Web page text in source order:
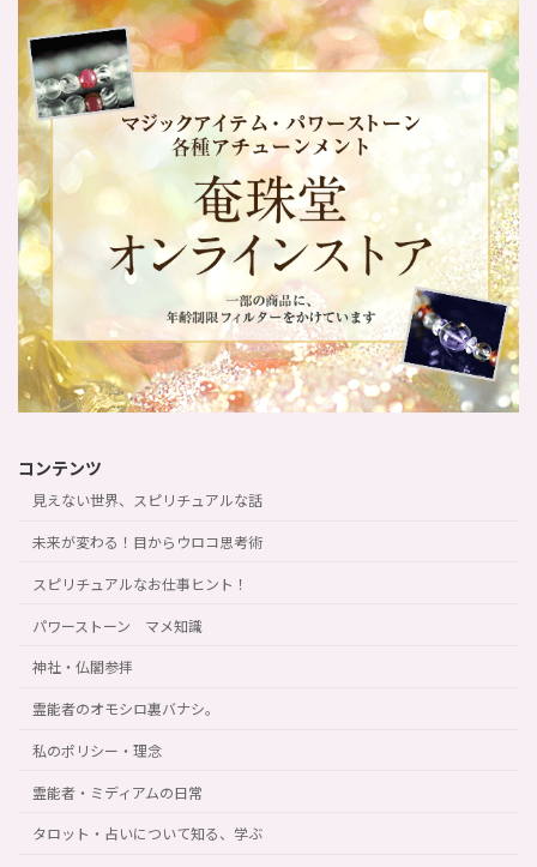
コンテンツ
見えない世界、スピリチュアルな話
未来が変わる！目からウロコ思考術
スピリチュアルなお仕事ヒント！
パワーストーン マメ知識
神社・仏閣参拝
霊能者のオモシロ裏バナシ。
私のポリシー・理念
霊能者・ミディアムの日常
タロット・占いについて知る、学ぶ